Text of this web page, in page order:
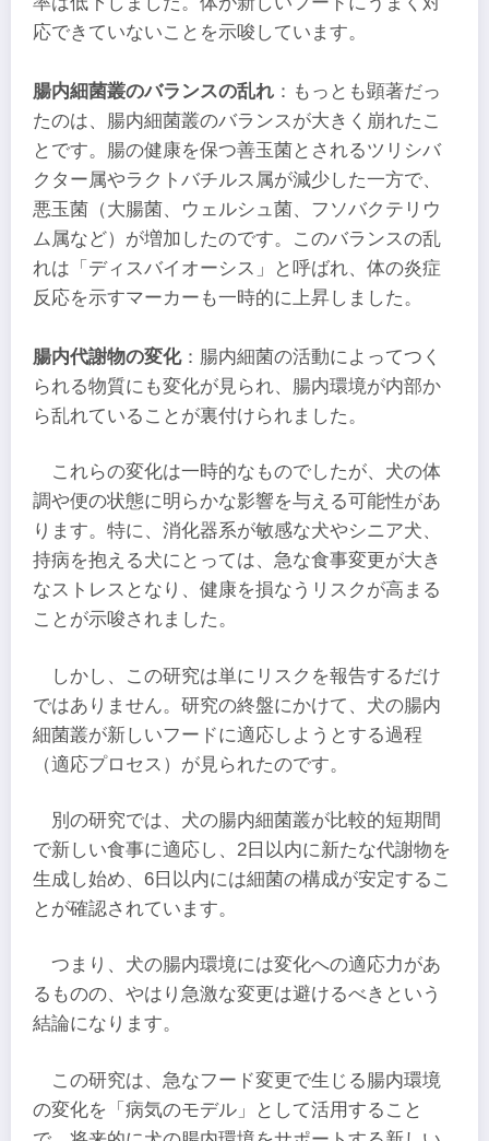
応できていないことを示唆しています。
腸内細菌叢のバランスの乱れ ：もっとも顕著だっ
たのは、腸内細菌叢のバランスが大きく崩れたこ
とです。腸の健康を保つ善玉菌とされるツリシバ
クター属やラクトバチルス属が減少した一方で、
悪玉菌（大腸菌、ウェルシュ菌、フソバクテリウ
ム属など）が増加したのです。このバランスの乱
れは「ディスバイオーシス」と呼ばれ、体の炎症
反応を示すマーカーも一時的に上昇しました。
腸内代謝物の変化：腸内細菌の活動によってつく
られる物質にも変化が見られ、腸内環境が内部か
ら乱れていることが裏付けられました。
これらの変化は一時的なものでしたが、犬の体
調や便の状態に明らかな影響を与える可能性があ
ります。特に、消化器系が敏感な犬やシニア犬、
持病を抱える犬にとっては、急な食事変更が大き
なストレスとなり、健康を損なうリスクが高まる
ことが示唆されました。
しかし、この研究は単にリスクを報告するだけ
ではありません。研究の終盤にかけて、犬の腸内
細菌叢が新しいフードに適応しようとする過程
（適応プロセス）が見られたのです。
別の研究では、犬の腸内細菌叢が比較的短期間
で新しい食事に適応し、2日以内に新たな代謝物を
生成し始め、6日以内には細菌の構成が安定するこ
とが確認されています。
つまり、犬の腸内環境には変化への適応力があ
るものの、やはり急激な変更は避けるべきという
結論になります。
この研究は、急なフード変更で生じる腸内環境
の変化を「病気のモデル」として活用すること